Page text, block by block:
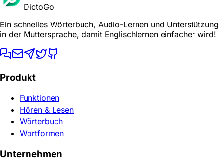
DictoGo
Ein schnelles Wörterbuch, Audio-Lernen und Unterstützung
in der Muttersprache, damit Englischlernen einfacher wird!
Produkt
Funktionen
Hören & Lesen
Wörterbuch
Wortformen
Unternehmen